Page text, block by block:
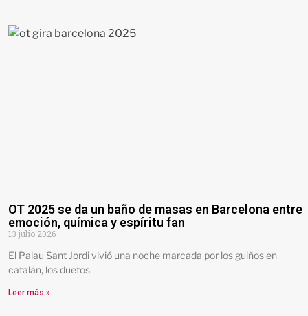
OT 2025 se da un baño de masas en Barcelona entre
emoción, química y espíritu fan
13 julio 2026
El Palau Sant Jordi vivió una noche marcada por los guiños en
catalán, los duetos
Leer más »